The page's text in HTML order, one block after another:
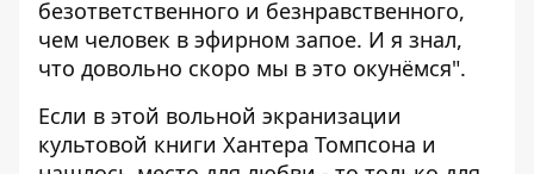
безответственного и безнравственного,
чем человек в эфирном запое. И я знал,
что довольно скоро мы в это окунёмся".
Если в этой вольной экранизации
культовой книги Хантера Томпсона и